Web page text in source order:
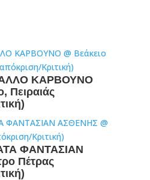
ΑΛΛΟ ΚΑΡΒΟΥΝΟ
Πειραιάς
ΦΑΝΤΑΣΙΑΝ
Πέτρας